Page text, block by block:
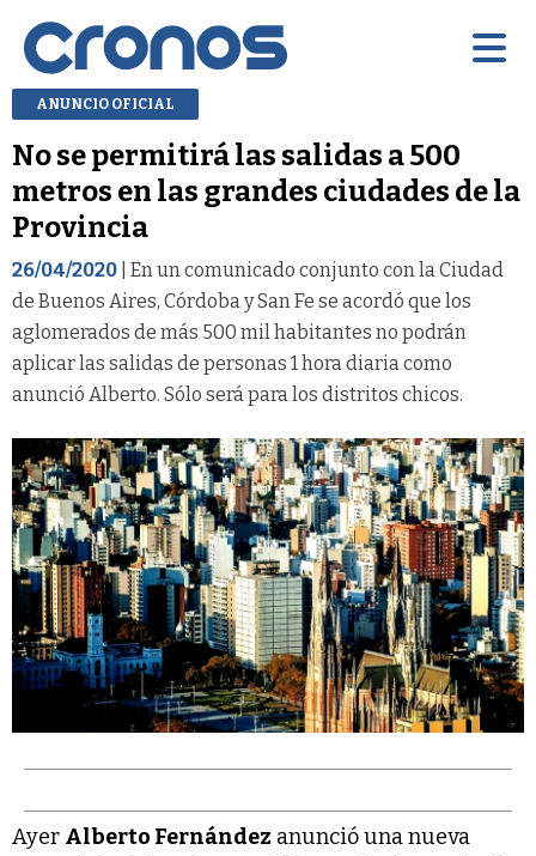
ANUNCIO OFICIAL
No se permitirá las salidas a 500
metros en las grandes ciudades de la
Provincia
26/04/2020 | En un comunicado conjunto con la Ciudad
de Buenos Aires, Córdoba y San Fe se acordó que los
aglomerados de más 500 mil habitantes no podrán
aplicar las salidas de personas 1 hora diaria como
anunció Alberto. Sólo será para los distritos chicos.
Ayer Alberto Fernández anunció una nueva